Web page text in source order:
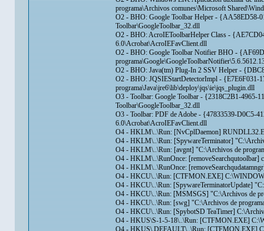
programa\Archivos comunes\Microsoft
O2 - BHO: Google Toolbar Helper - {AA58ED58-
Toolbar\GoogleToolbar_32.dll
O2 - BHO: AcroIEToolbarHelper Class -
6.0\Acrobat\AcroIEFavClient.dll
O2 - BHO: Google Toolbar Notifier BHO -
O2 - BHO: Java(tm) Plug-In 2 SSV Helper -
O2 - BHO: JQSIEStartDetectorImpl -
programa\Java\jre6\lib\deploy\jqs\ie\jqs_plugin.dll
O3 - Toolbar: Google Toolbar - {2318C2B1-4965-
Toolbar\GoogleToolbar_32.dll
O3 - Toolbar: PDF de Adobe - {47833539-D0C5-
6.0\Acrobat\AcroIEFavClient.dll
O4 - HKLM\..\Run: [NvCplDaemon]
O4 - HKLM\..\Run: [SpywareTerminator]
O4 - HKLM\..\Run: [avgnt] "C:\Archivos de
O4 - HKLM\..\RunOnce: [removeSearchqutoolbar]
O4 - HKLM\..\RunOnce:
O4 - HKCU\..\Run: [CTFMON.EXE]
O4 - HKCU\..\Run: [SpywareTerminatorUpdate]
O4 - HKCU\..\Run: [MSMSGS] "C:\Archivos de
O4 - HKCU\..\Run: [swg] "C:\Archivos de
O4 - HKCU\..\Run: [SpybotSD TeaTimer]
O4 - HKUS\S-1-5-18\..\Run: [CTFMON.EXE]